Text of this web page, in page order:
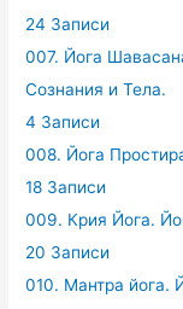
24 Записи
007. Йога
Сознания и Тела.
4 Записи
008. Йога
18 Записи
009. Крия Йога.
20 Записи
010. Мантра йога.